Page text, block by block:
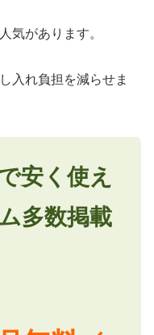
気があります。
入れ負担を減らせま
安く使え
多数掲載